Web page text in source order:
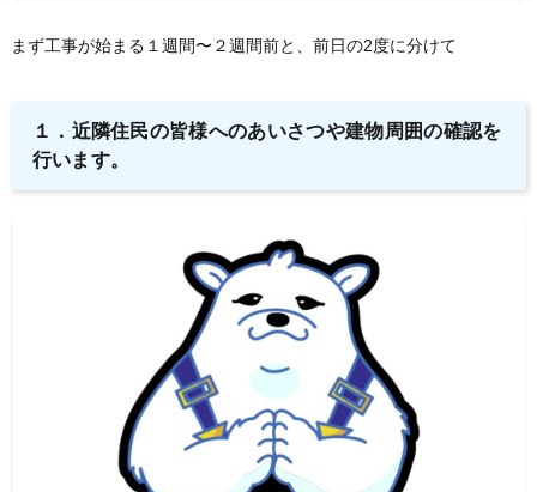
まず工事が始まる１週間〜２週間前と、前日の2度に分けて
１． 近隣住民の皆様へのあいさつや建物周囲の確認を
行います。